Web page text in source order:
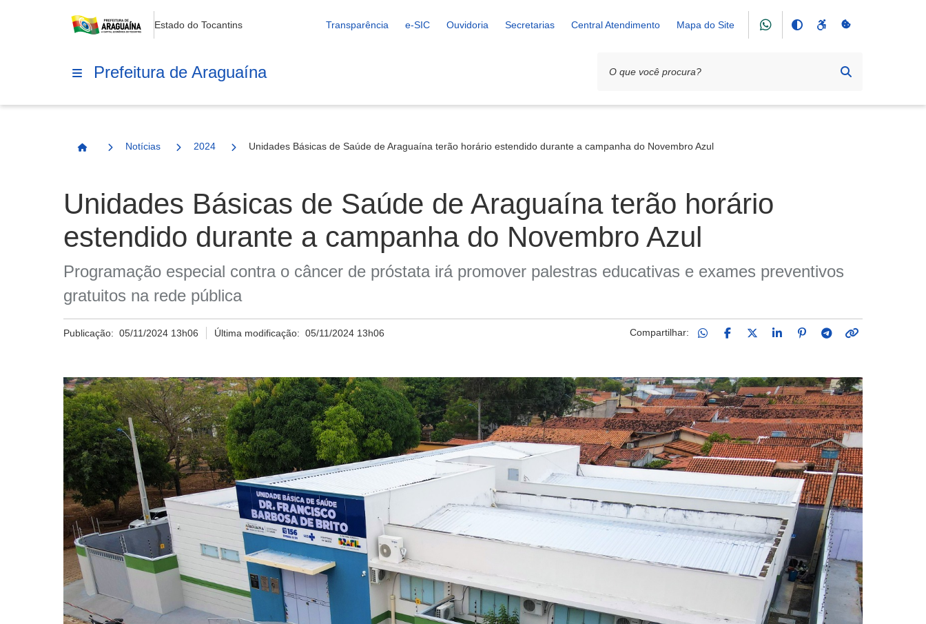
Estado do Tocantins Transparência e-SIC Ouvidoria Secretarias Central Atendimento Mapa do Site
Prefeitura de Araguaína
Página Inicial
Notícias 2024 Unidades Básicas de Saúde de Araguaína terão horário estendido durante a campanha do Novembro Azul
Unidades Básicas de Saúde de Araguaína terão horário
estendido durante a campanha do Novembro Azul
Programação especial contra o câncer de próstata irá promover palestras educativas e exames preventivos
gratuitos na rede pública
Publicação: 05/11/2024 13h06 Última modificação:05/11/2024 13h06 Compartilhar: